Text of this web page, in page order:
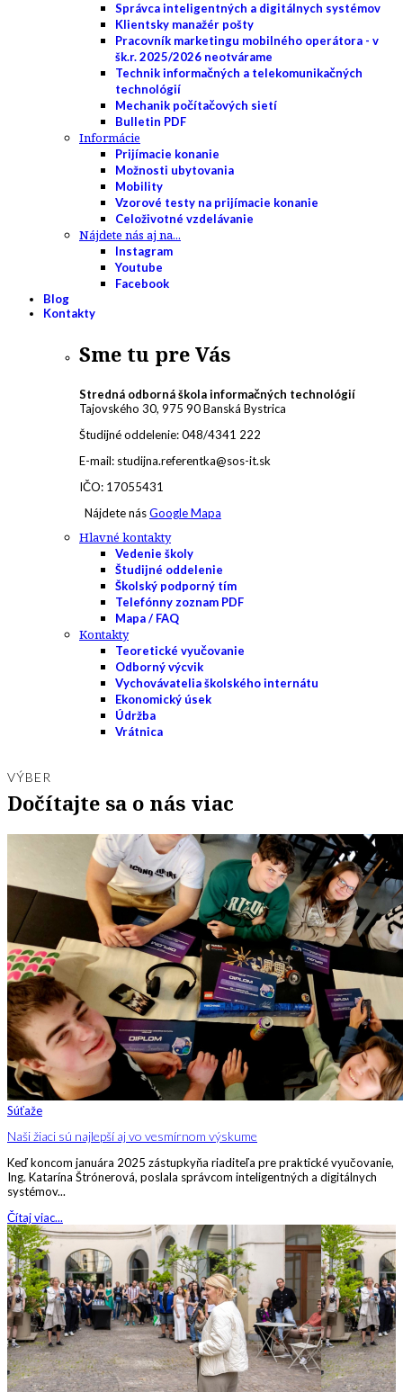
Správca inteligentných a digitálnych systémov
Klientsky manažér pošty
Pracovník marketingu mobilného operátora - v
šk.r. 2025/2026 neotvárame
Technik informačných a telekomunikačných
technológií
Mechanik počítačových sietí
Bulletin PDF
Informácie
Prijímacie konanie
Možnosti ubytovania
Mobility
Vzorové testy na prijímacie konanie
Celoživotné vzdelávanie
Nájdete nás aj na...
Instagram
Youtube
Facebook
Blog
Kontakty
Sme tu pre Vás
Stredná odborná škola informačných technológií
Tajovského 30, 975 90 Banská Bystrica
Študijné oddelenie: 048/4341 222
E-mail: studijna.referentka@sos-it.sk
IČO: 17055431
Nájdete násGoogle Mapa
Hlavné kontakty
Vedenie školy
Študijné oddelenie
Školský podporný tím
Telefónny zoznam PDF
Mapa / FAQ
Kontakty
Teoretické vyučovanie
Odborný výcvik
Vychovávatelia školského internátu
Ekonomický úsek
Údržba
Vrátnica
VÝBER
Dočítajte sa o nás viac
Súťaže
Naši žiaci sú najlepší aj vo vesmírnom výskume
Keď koncom januára 2025 zástupkyňa riaditeľa pre praktické vyučovanie,
Ing. Katarína Štrónerová, poslala správcom inteligentných a digitálnych
systémov...
Čítaj viac...